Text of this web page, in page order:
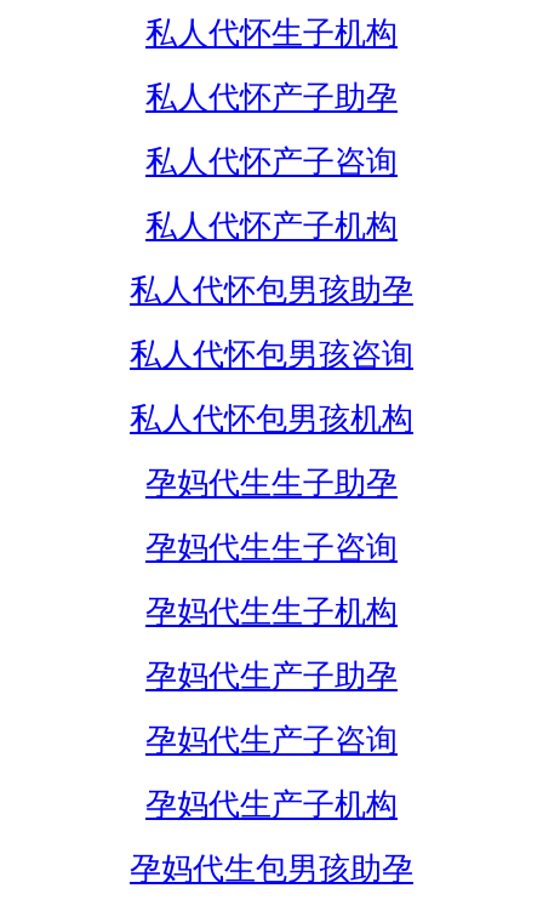
私人代怀生子机构
私人代怀产子助孕
私人代怀产子咨询
私人代怀产子机构
私人代怀包男孩助孕
私人代怀包男孩咨询
私人代怀包男孩机构
孕妈代生生子助孕
孕妈代生生子咨询
孕妈代生生子机构
孕妈代生产子助孕
孕妈代生产子咨询
孕妈代生产子机构
孕妈代生包男孩助孕